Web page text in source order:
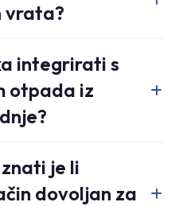
vrata?
što smanjuje prekide
propusnost.
integrirati s
otpada iz
i rastresiti otpad iz
je li
dovoljan za